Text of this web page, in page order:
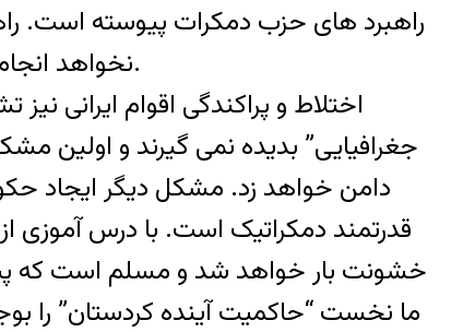
راهبرد های حزب دمکرات پیوسته است.
نخواهد انجامید بلکه با ایجاد جنگ داخلی به تضعیف جنبش دمکراسی خواهی و تحکیم استبداد منجر خواهد شد.
اختلاط و پراکندگی اقوام ایرانی
جغرافیایی” بدیده نمی گیرند و
دامن خواهد زد. مشکل دیگر ایجاد
قدرتمند دمکراتیک است. با درس آموزی
خشونت بار خواهد شد و مسلم است که پیش
ما نخست “حاکمیت آینده کردستان” را